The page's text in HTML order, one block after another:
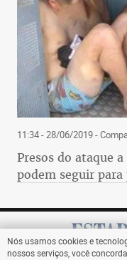
11:34 - 28/06/2019-
Presos do ataque
podem seguir
Nós usamos cookies e
nossos serviços, você